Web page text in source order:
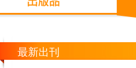
最新出刊